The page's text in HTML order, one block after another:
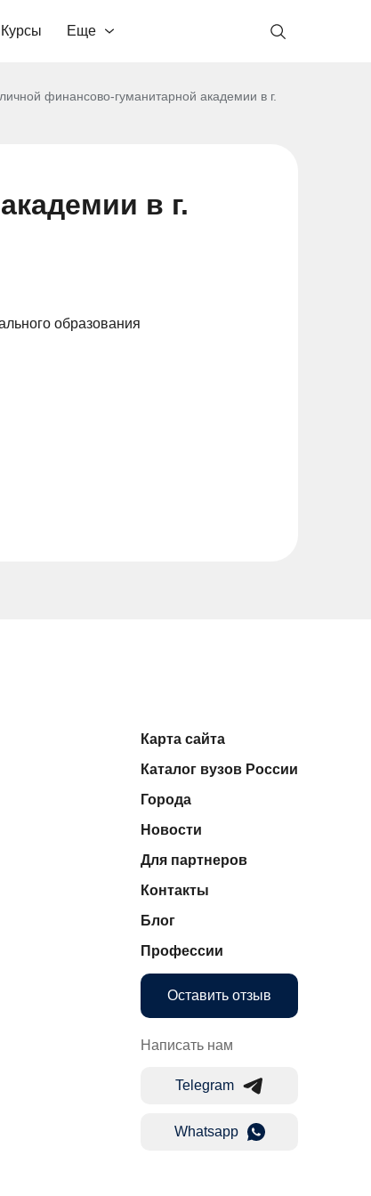
Курсы Еще
финансово-гуманитарной академии в г.
в г.
образования
Карта сайта
Каталог вузов России
Города
Новости
Для партнеров
Контакты
Блог
Профессии
Оставить отзыв
Написать нам
Telegram
Whatsapp